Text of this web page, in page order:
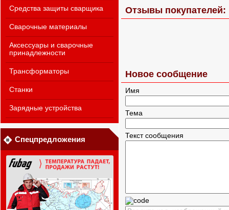
Средства защиты сварщика
Сварочные материалы
Аксессуары и сварочные
принадлежности
Трансформаторы
Станки
Зарядные устройства
Спецпредложения
Отзывы покупателей:
Новое сообщение
Имя
Тема
Текст сообщения